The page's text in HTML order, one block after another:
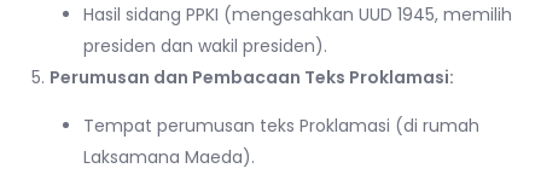
Hasil sidang PPKI (mengesahkan UUD 1945, memilih
presiden dan wakil presiden).
Perumusan dan Pembacaan Teks Proklamasi:
Tempat perumusan teks Proklamasi (di rumah
Laksamana Maeda).